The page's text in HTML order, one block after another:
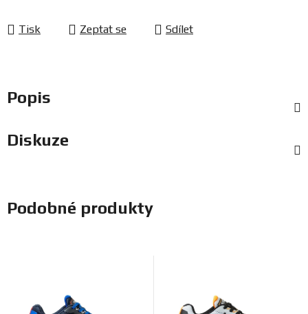
Tisk Zeptat se Sdílet
Popis
Diskuze
Podobné produkty